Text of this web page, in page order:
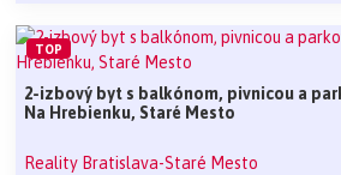
2-izbový byt s balkónom, pivnicou a
Na Hrebienku, Staré Mesto
Reality Bratislava-Staré Mesto
TOP